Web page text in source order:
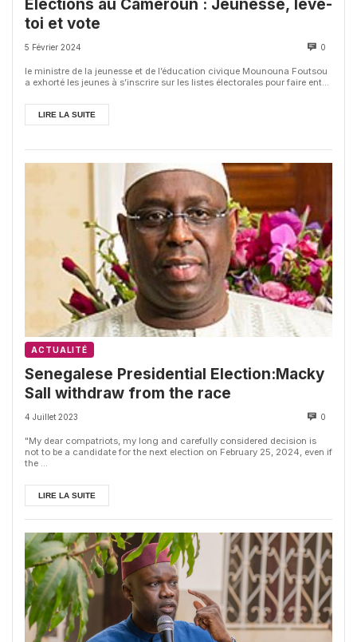
Élections au Cameroun : Jeunesse, lève-
toi et vote
5 Février 2024 0
le ministre de la jeunesse et de l’éducation civique Mounouna Foutsou
a exhorté les jeunes à s’inscrire sur les listes électorales pour faire ent...
LIRE LA SUITE
ACTUALITÉ
Senegalese Presidential Election:Macky
Sall withdraw from the race
4 Juillet 2023 0
"My dear compatriots, my long and carefully considered decision is
not to be a candidate for the next election on February 25, 2024, even if
the ...
LIRE LA SUITE